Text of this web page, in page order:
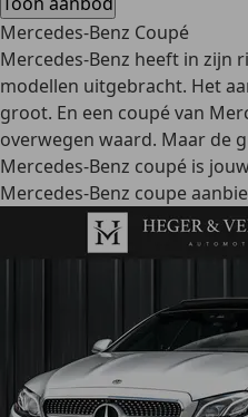
Mercedes-Benz Coupé
Mercedes-Benz heeft in zijn
modellen uitgebracht. Het
groot. En een coupé van
overwegen waard. Maar de
Mercedes-Benz coupé is
Mercedes-Benz coupe